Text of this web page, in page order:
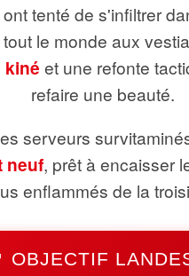
tenté de s'infiltrer
le monde aux
kiné et une refonte
refaire une beauté.
serveurs
neuf, prêt à encaisser
enflammés de la
OBJECTIF